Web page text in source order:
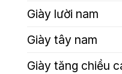
Giày lười nam
Giày tây nam
Giày tăng chiều